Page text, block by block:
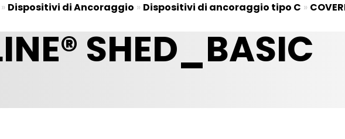
» Dispositivi di Ancoraggio » Dispositivi di ancoraggio tipo C »
SHED_BASIC